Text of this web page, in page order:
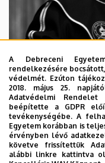
2026. augusztus 5.
Díszdoktorát
Egyetem
A Debreceni
rendelkezésére
védelmét. Ezúton
2018. május 25.
Adatvédelmi
beépítette a GDPR
tevékenységébe. A
Egyetem korábban is
érvényben lévő
követve frissítettük
alábbi linkre kattintva